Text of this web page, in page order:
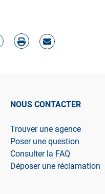
NOUS CONTACTER
Trouver une agence
Poser une question
Consulter la FAQ
Déposer une réclamation